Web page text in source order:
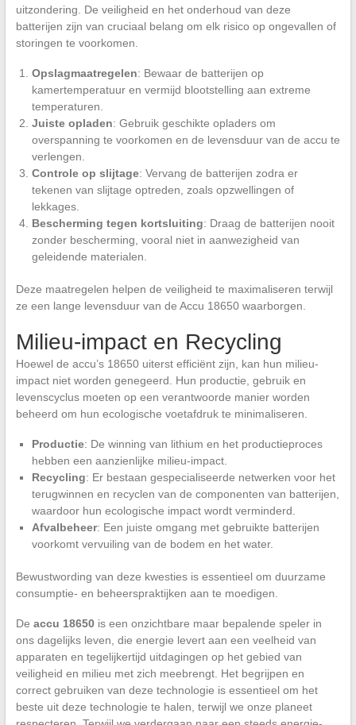
uitzondering. De veiligheid en het onderhoud van deze
batterijen zijn van cruciaal belang om elk risico op ongevallen of
storingen te voorkomen.
Opslagmaatregelen: Bewaar de batterijen op
kamertemperatuur en vermijd blootstelling aan extreme
temperaturen.
Juiste opladen: Gebruik geschikte opladers om
overspanning te voorkomen en de levensduur van de accu te
verlengen.
Controle op slijtage: Vervang de batterijen zodra er
tekenen van slijtage optreden, zoals opzwellingen of
lekkages.
Bescherming tegen kortsluiting: Draag de batterijen nooit
zonder bescherming, vooral niet in aanwezigheid van
geleidende materialen.
Deze maatregelen helpen de veiligheid te maximaliseren terwijl
ze een lange levensduur van de Accu 18650 waarborgen.
Milieu-impact en Recycling
Hoewel de accu’s 18650 uiterst efficiënt zijn, kan hun milieu-
impact niet worden genegeerd. Hun productie, gebruik en
levenscyclus moeten op een verantwoorde manier worden
beheerd om hun ecologische voetafdruk te minimaliseren.
Productie: De winning van lithium en het productieproces
hebben een aanzienlijke milieu-impact.
Recycling: Er bestaan gespecialiseerde netwerken voor het
terugwinnen en recyclen van de componenten van batterijen,
waardoor hun ecologische impact wordt verminderd.
Afvalbeheer: Een juiste omgang met gebruikte batterijen
voorkomt vervuiling van de bodem en het water.
Bewustwording van deze kwesties is essentieel om duurzame
consumptie- en beheerspraktijken aan te moedigen.
De accu 18650is een onzichtbare maar bepalende speler in
ons dagelijks leven, die energie levert aan een veelheid van
apparaten en tegelijkertijd uitdagingen op het gebied van
veiligheid en milieu met zich meebrengt. Het begrijpen en
correct gebruiken van deze technologie is essentieel om het
beste uit deze technologie te halen, terwijl we onze planeet